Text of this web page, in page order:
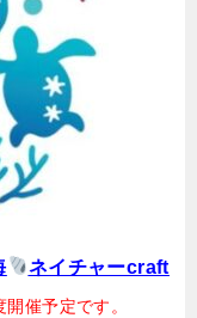
ネイチャーcraft
催予定です。